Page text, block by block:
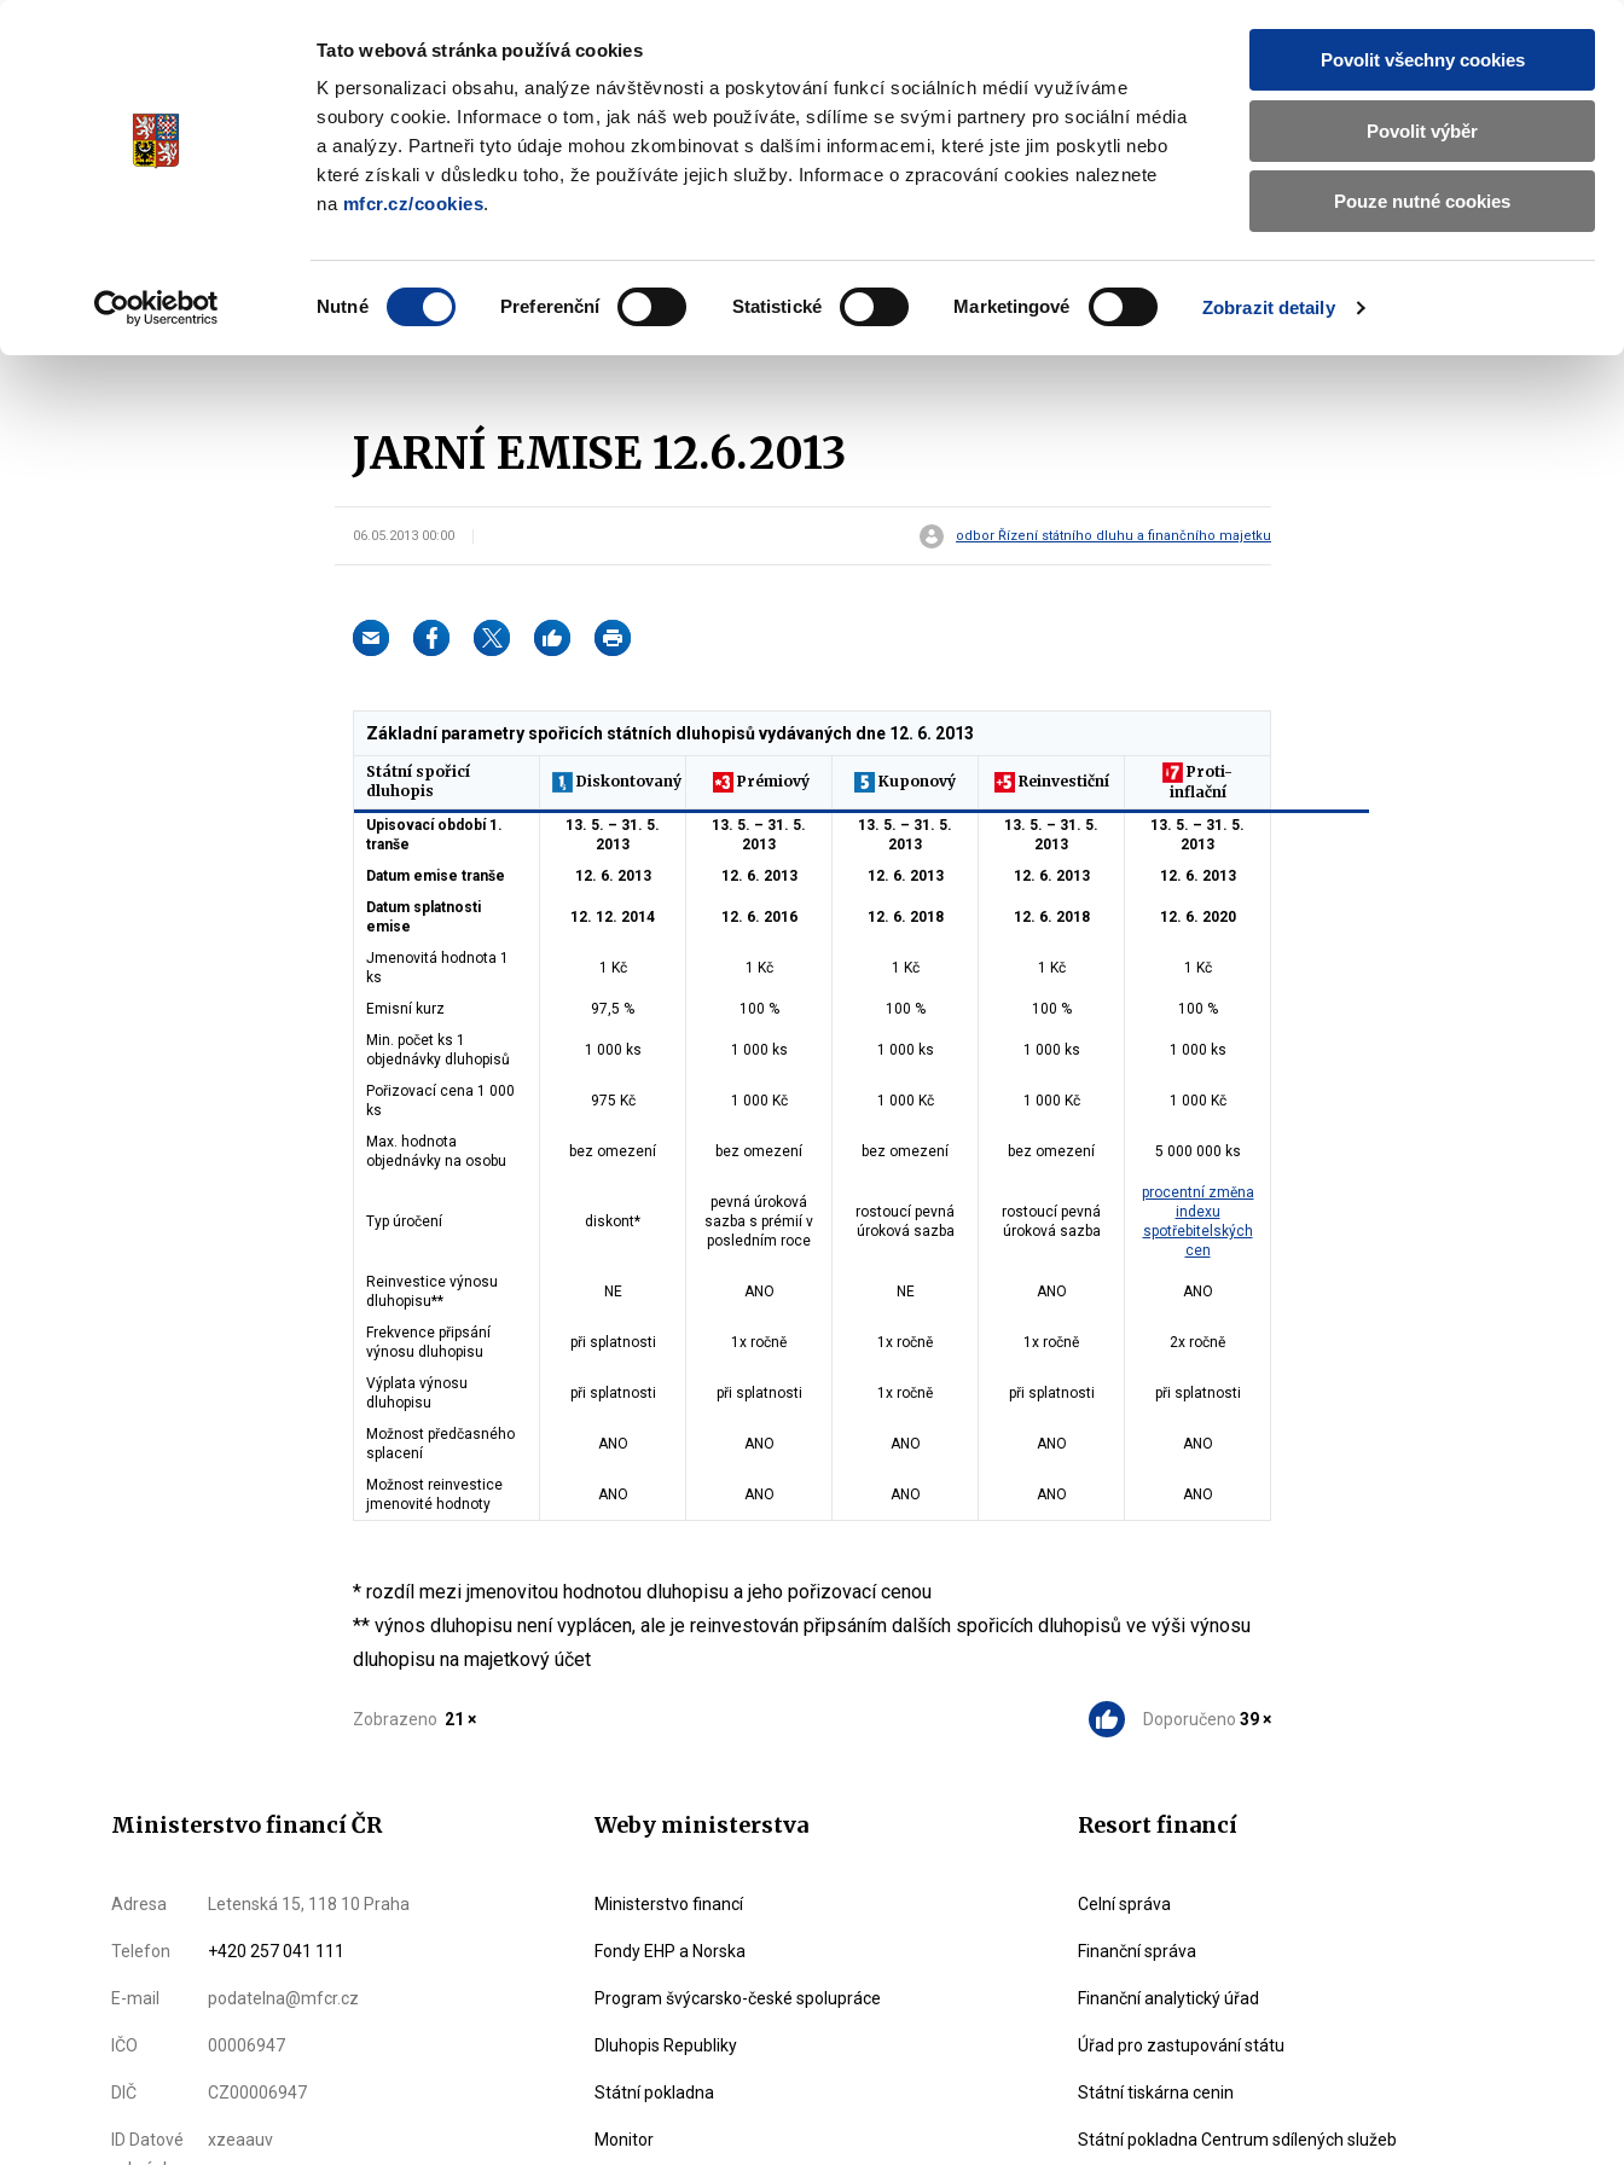
Tato webová stránka používá cookies
K personalizaci obsahu, analýze návštěvnosti a poskytování funkcí sociálních médií využíváme
soubory cookie. Informace o tom, jak náš web používáte, sdílíme se svými partnery pro sociální média
a analýzy. Partneři tyto údaje mohou zkombinovat s dalšími informacemi, které jste jim poskytli nebo
které získali v důsledku toho, že používáte jejich služby. Informace o zpracování cookies naleznete
na mfcr.cz/cookies.
Nutné Preferenční Statistické Marketingové Zobrazit detaily
Povolit všechny cookies
Povolit výběr
Pouze nutné cookies
Spořicí státní dluhopisy
Stabilita, Spolehlivost, Důvěryhodnost Vyhledat
Pohybujte
šipkami
pro
MAJETKOVÝ ÚČET
submenu
dluhopisech
submenu
investovat
submenu
Užitečné
submenu
a
oznámení
Kontakty
JARNÍ EMISE 12.6.2013
06.05.2013 00:00 odbor Řízení státního dluhu a finančního majetku
Základní parametry spořicích státních dluhopisů vydávaných dne 12. 6. 2013
Státní spořicí
dluhopis
Diskontovaný Prémiový Kuponový Reinvestiční
Proti-
inflační
Upisovací období 1.
tranše
13. 5. – 31. 5.
2013
13. 5. – 31. 5.
2013
13. 5. – 31. 5.
2013
13. 5. – 31. 5.
2013
13. 5. – 31. 5.
2013
Datum emise tranše
12. 6. 2013 12. 6. 2013 12. 6. 2013 12. 6. 2013
12. 6. 2013
Datum splatnosti
emise
12. 12. 2014 12. 6. 2016 12. 6. 2018 12. 6. 2018 12. 6. 2020
Jmenovitá hodnota 1
ks
1 Kč 1 Kč 1 Kč 1 Kč 1 Kč
Emisní kurz 97,5 % 100 % 100 % 100 %
100 %
Min. počet ks 1
objednávky dluhopisů
1 000 ks 1 000 ks 1 000 ks 1 000 ks 1 000 ks
Pořizovací cena 1 000
ks
975 Kč 1 000 Kč 1 000 Kč 1 000 Kč 1 000 Kč
Max. hodnota
objednávky na osobu
bez omezení bez omezení bez omezení bez omezení 5 000 000 ks
Typ úročení diskont*
pevná úroková
sazba s prémií v
posledním roce
rostoucí pevná
úroková sazba
rostoucí pevná
úroková sazba
procentní změna
indexu
spotřebitelských
cen
Reinvestice výnosu
dluhopisu**
NE ANO NE ANO ANO
Frekvence připsání
výnosu dluhopisu
při splatnosti 1x ročně 1x ročně 1x ročně 2x ročně
Výplata výnosu
dluhopisu
při splatnosti při splatnosti 1x ročně při splatnosti při splatnosti
Možnost předčasného
splacení
ANO ANO ANO ANO ANO
Možnost reinvestice
jmenovité hodnoty
ANO ANO ANO ANO ANO
* rozdíl mezi jmenovitou hodnotou dluhopisu a jeho pořizovací cenou
** výnos dluhopisu není vyplácen, ale je reinvestován připsáním dalších spořicích dluhopisů ve výši výnosu
dluhopisu na majetkový účet
Zobrazeno 21 × Doporučeno 39 ×
Ministerstvo financí ČR
Adresa Letenská 15, 118 10 Praha
Telefon +420 257 041 111
E-mail podatelna@mfcr.cz
IČO 00006947
DIČ CZ00006947
ID Datové
xzeaauv
Weby ministerstva
Ministerstvo financí
Fondy EHP a Norska
Program švýcarsko-české spolupráce
Dluhopis Republiky
Státní pokladna
Monitor
Resort financí
Celní správa
Finanční správa
Finanční analytický úřad
Úřad pro zastupování státu
Státní tiskárna cenin
Státní pokladna Centrum sdílených služeb